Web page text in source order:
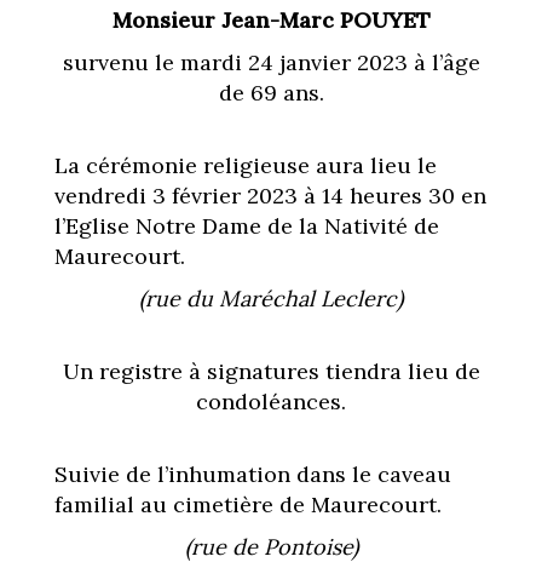
Monsieur Jean-Marc POUYET
survenu le mardi 24 janvier 2023 à l’âge
de 69 ans.
La cérémonie religieuse aura lieu le
vendredi 3 février 2023 à 14 heures 30 en
l’Eglise Notre Dame de la Nativité de
Maurecourt.
(rue du Maréchal Leclerc)
Un registre à signatures tiendra lieu de
condoléances.
Suivie de l’inhumation dans le caveau
familial au cimetière de Maurecourt.
(rue de Pontoise)